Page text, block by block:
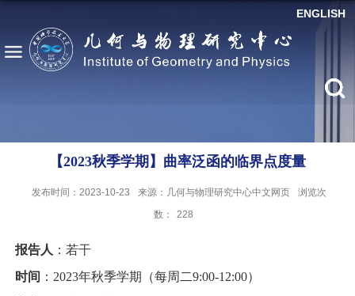
ENGLISH
【2023秋季学期】曲率泛函的临界点度量
发布时间：2023-10-23 来源：几何与物理研究中心中文网页
浏览次
数：
228
报告人 ：若干
时间 ：2023年秋季学期（每周二9:00-12:00）